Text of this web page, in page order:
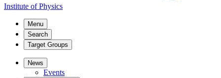
Institute of Physics
Menu
Search
Target Groups
News
Events